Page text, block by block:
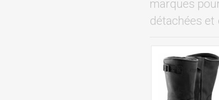
marques
détachées et